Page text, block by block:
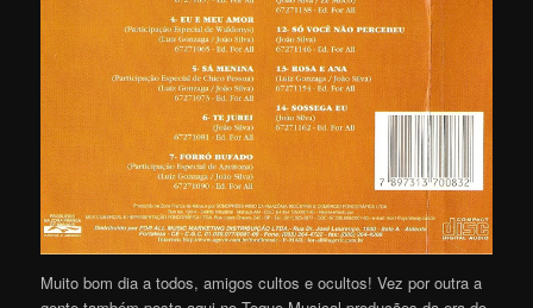
Muito bom dia a todos, amigos cultos e ocultos! Vez por outra a